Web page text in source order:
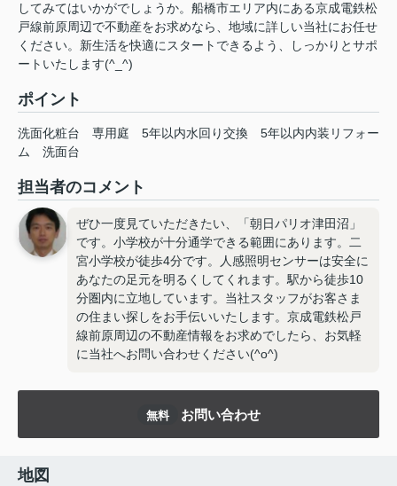
してみてはいかがでしょうか。船橋市エリア内にある京成電鉄松
戸線前原周辺で不動産をお求めなら、地域に詳しい当社にお任せ
ください。新生活を快適にスタートできるよう、しっかりとサポ
ートいたします(^_^)
ポイント
洗面化粧台 専用庭 5年以内水回り交換
5年以内内装リフォー
ム
洗面台
担当者のコメント
ぜひ一度見ていただきたい、「朝日パリオ津田沼」
です。小学校が十分通学できる範囲にあります。二
宮小学校が徒歩4分です。人感照明センサーは安全に
あなたの足元を明るくしてくれます。駅から徒歩10
分圏内に立地しています。当社スタッフがお客さま
の住まい探しをお手伝いいたします。京成電鉄松戸
線前原周辺の不動産情報をお求めでしたら、お気軽
に当社へお問い合わせください(^o^)
無料 お問い合わせ
地図